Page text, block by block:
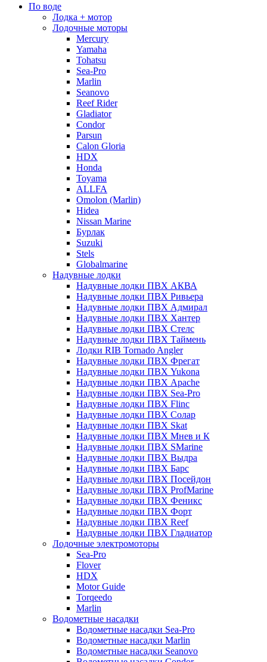
По воде
Лодка + мотор
Лодочные моторы
Mercury
Yamaha
Tohatsu
Sea-Pro
Marlin
Seanovo
Reef Rider
Gladiator
Condor
Parsun
Calon Gloria
HDX
Honda
Toyama
ALLFA
Omolon (Marlin)
Hidea
Nissan Marine
Бурлак
Suzuki
Stels
Globalmarine
Надувные лодки
Надувные лодки ПВХ АКВА
Надувные лодки ПВХ Ривьера
Надувные лодки ПВХ Адмирал
Надувные лодки ПВХ Хантер
Надувные лодки ПВХ Стелс
Надувные лодки ПВХ Таймень
Лодки RIB Tornado Angler
Надувные лодки ПВХ Фрегат
Надувные лодки ПВХ Yukona
Надувные лодки ПВХ Apache
Надувные лодки ПВХ Sea-Pro
Надувные лодки ПВХ Flinc
Надувные лодки ПВХ Солар
Надувные лодки ПВХ Skat
Надувные лодки ПВХ Мнев и К
Надувные лодки ПВХ SMarine
Надувные лодки ПВХ Выдра
Надувные лодки ПВХ Барс
Надувные лодки ПВХ Посейдон
Надувные лодки ПВХ ProfMarine
Надувные лодки ПВХ Феникс
Надувные лодки ПВХ Форт
Надувные лодки ПВХ Reef
Надувные лодки ПВХ Гладиатор
Лодочные электромоторы
Sea-Pro
Flover
HDX
Motor Guide
Torqeedo
Marlin
Водометные насадки
Водометные насадки Sea-Pro
Водометные насадки Marlin
Водометные насадки Seanovo